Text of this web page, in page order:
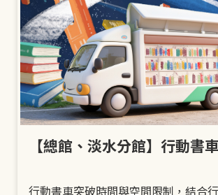
【總館、淡水分館】行動書
行動書車突破時間與空間限制，結合